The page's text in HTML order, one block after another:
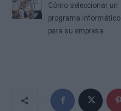
Cómo seleccionar un
programa informático
para su empresa